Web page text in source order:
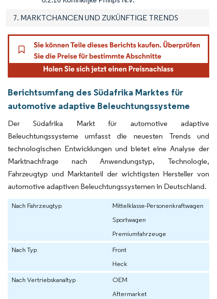
7. MARKTCHANCEN UND ZUKÜNFTIGE TRENDS
Berichtsumfang des Südafrika Marktes für
automotive adaptive Beleuchtungssysteme
Der Südafrika Markt für automotive adaptive
Beleuchtungssysteme umfasst die neuesten Trends und
technologischen Entwicklungen und bietet eine Analyse der
Marktnachfrage nach Anwendungstyp, Technologie,
Fahrzeugtyp und Marktanteil der wichtigsten Hersteller von
automotive adaptiven Beleuchtungssystemen in Deutschland.
Nach Fahrzeugtyp
Mittelklasse-Personenkraftwagen
Sportwagen
Premiumfahrzeuge
Nach Typ
Front
Heck
Nach Vertriebskanaltyp
OEM
Aftermarket